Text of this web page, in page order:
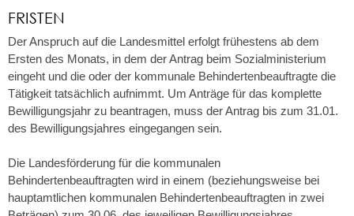
FRISTEN
Der Anspruch auf die Landesmittel erfolgt frühestens ab dem
Ersten des Monats, in dem der Antrag beim Sozialministerium
eingeht und die oder der kommunale Behindertenbeauftragte die
Tätigkeit tatsächlich aufnimmt. Um Anträge für das komplette
Bewilligungsjahr zu beantragen, muss der Antrag bis zum 31.01.
des Bewilligungsjahres eingegangen sein.
Die Landesförderung für die kommunalen
Behindertenbeauftragten wird in einem (beziehungsweise bei
hauptamtlichen kommunalen Behindertenbeauftragten in zwei